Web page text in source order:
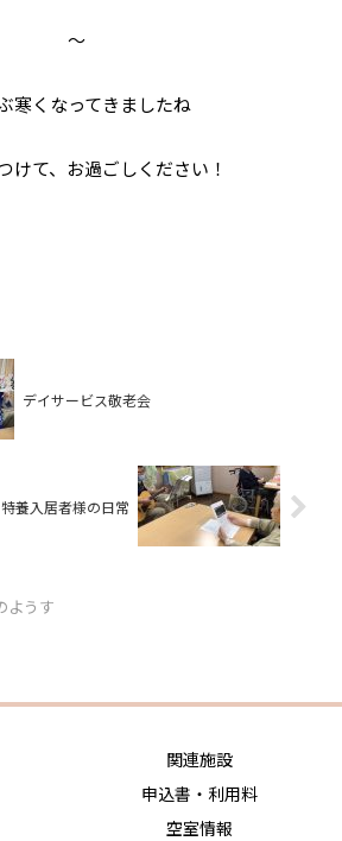
～
寒くなってきましたね
けて、お過ごしください！
デイサービス敬老会
特養入居者様の日常
ようす
関連施設
申込書・利用料
空室情報